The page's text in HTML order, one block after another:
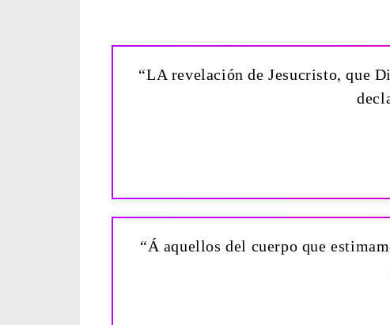
“LA revelación de Jesucristo, que
“Á aquellos del cuerpo que